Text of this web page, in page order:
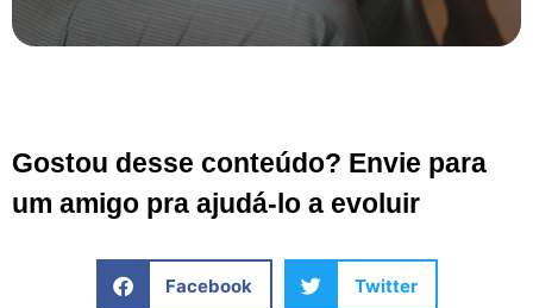
Gostou desse conteúdo? Envie para
um amigo pra ajudá-lo a evoluir
Facebook Twitter